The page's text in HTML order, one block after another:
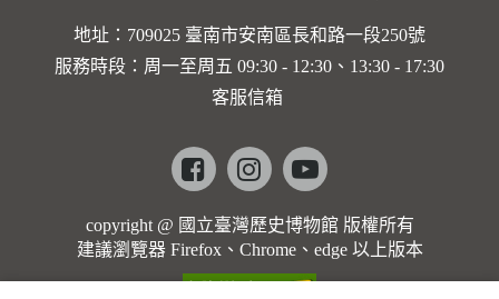
地址：709025 臺南市安南區長和路一段250號
服務時段：周一至周五 09:30 - 12:30、13:30 - 17:30
客服信箱
Facebookinstagramyoutube
copyright @ 國立臺灣歷史博物館 版權所有
建議瀏覽器 Firefox、Chrome、edge 以上版本